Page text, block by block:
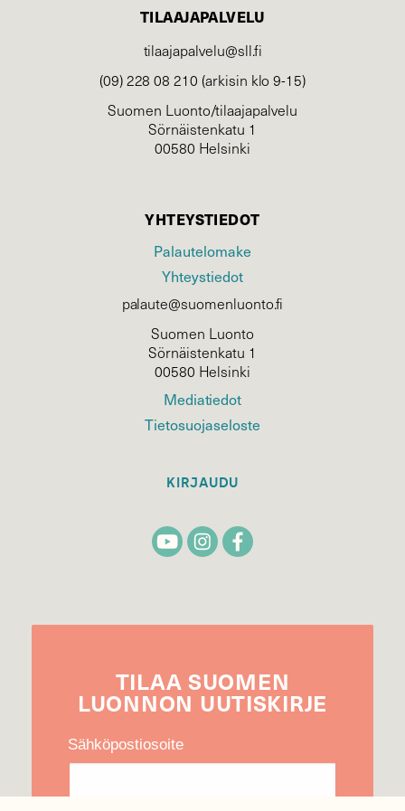
TILAAJAPALVELU
tilaajapalvelu@sll.fi
(09) 228 08 210 (arkisin klo 9-15)
Suomen Luonto/tilaajapalvelu
Sörnäistenkatu 1
00580 Helsinki
YHTEYSTIEDOT
Palautelomake
Yhteystiedot
palaute@suomenluonto.fi
Suomen Luonto
Sörnäistenkatu 1
00580 Helsinki
Mediatiedot
Tietosuojaseloste
KIRJAUDU
TILAA SUOMEN
LUONNON UUTIS­KIRJE
Sähköpostiosoite